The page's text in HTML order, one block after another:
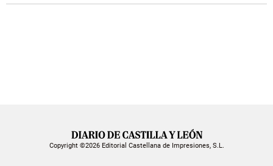
Copyright ©2026 Editorial Castellana de Impresiones, S.L.